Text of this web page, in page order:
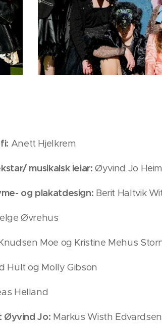
Anett Hjelkrem
musikalsk leiar:Øyvind Jo
og plakatdesign: Berit Haltvik
Øvrehus
Moe og Kristine Mehus
Hult og Molly Gibson
Helland
Øyvind Jo: Markus Wisth Edvardsen